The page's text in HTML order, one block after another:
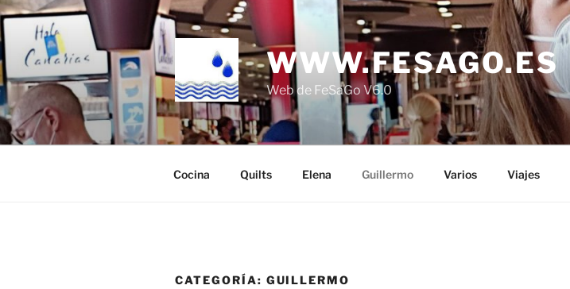
Saltar
al
contenido
WWW.FESAGO.ES
Web de FeSaGo V6.0
Cocina Quilts Elena Guillermo Varios Viajes
CATEGORÍA: GUILLERMO